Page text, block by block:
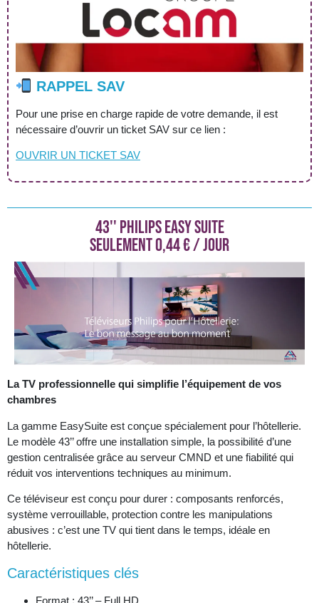
RAPPEL SAV
Pour une prise en charge rapide de votre demande, il est
nécessaire d’ouvrir un ticket SAV sur ce lien :
OUVRIR UN TICKET SAV
43'' PHILIPS EASY SUITE
SEULEMENT 0,44 € / jour
La TV professionnelle qui simplifie l’équipement de vos
chambres
La gamme EasySuite est conçue spécialement pour l’hôtellerie.
Le modèle 43’’ offre une installation simple, la possibilité d’une
gestion centralisée grâce au serveur CMND et une fiabilité qui
réduit vos interventions techniques au minimum.
Ce téléviseur est conçu pour durer : composants renforcés,
système verrouillable, protection contre les manipulations
abusives : c’est une TV qui tient dans le temps, idéale en
hôtellerie.
Caractéristiques clés
Format : 43’’ – Full HD